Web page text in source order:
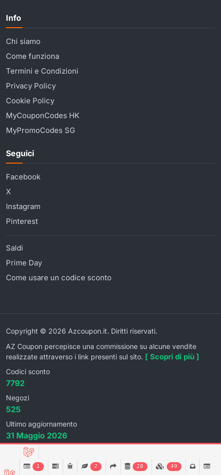
Info
Chi siamo
Come funziona
Termini e Condizioni
Privacy Policy
Cookie Policy
MyCouponCodes HK
MyPromoCodes SG
Seguici
Facebook
X
Instagram
Pinterest
Saldi
Prime Day
Come usare un codice sconto
Copyright © 2026 Azcoupon.it. Diritti riservati.
AZ Coupon percepisce una commissione su alcune vendite
realizzate attraverso i link presenti sul sito. [ Scopri di più ]
Codici sconto
7792
Negozi
525
Ultimo aggiornamento
31 Maggio 2026
1 2 28 49